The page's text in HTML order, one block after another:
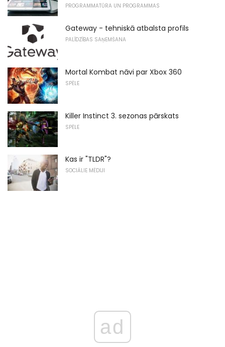
PROGRAMMATŪRA UN PROGRAMMAS
Gateway - tehniskā atbalsta profils
PALĪDZĪBAS SAŅEMŠANA
Mortal Kombat nāvi par Xbox 360
SPĒLE
Killer Instinct 3. sezonas pārskats
SPĒLE
Kas ir "TLDR"?
SOCIĀLIE MĒDIJI
ad